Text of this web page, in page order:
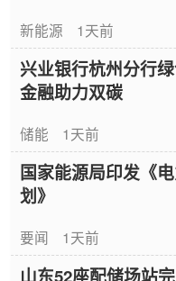
新能源 1天前
兴业银行杭州分行
金融助力双碳
储能 1天前
国家能源局印发《
划》
要闻 1天前